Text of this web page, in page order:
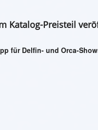
Katalog-Preisteil
für Delfin- und Orca-